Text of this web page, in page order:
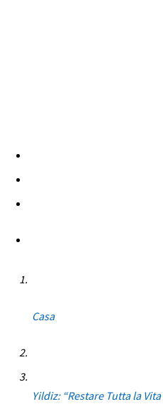
Casa
Yildiz: “Restare Tutta la